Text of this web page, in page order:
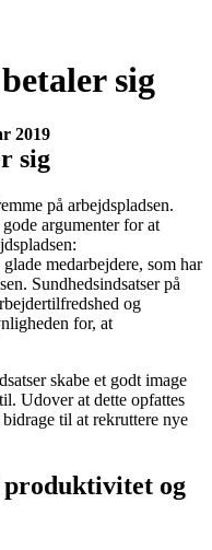
sig
2019
sig
på arbejdspladsen.
argumenter for at
medarbejdere, som har
Sundhedsindsatser på
og
for, at
skabe et godt image
Udover at dette opfattes
til at rekruttere nye
og